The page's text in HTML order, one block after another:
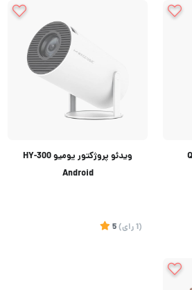
ویدئو پروژکتور یومیو HY-300
Android
(1 رای)
5